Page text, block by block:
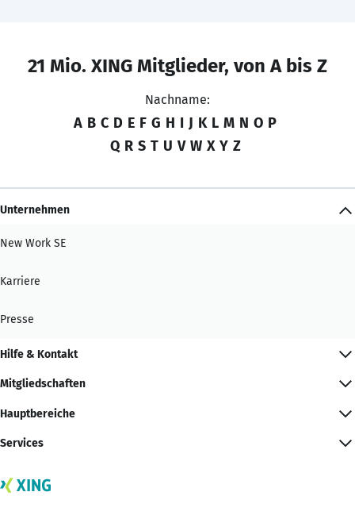
21 Mio. XING Mitglieder, von A bis Z
Nachname:
A B C D E F G H I J K L M N O P
Q R S T U V W X Y Z
Unternehmen
New Work SE
Karriere
Presse
Hilfe & Kontakt
Mitgliedschaften
Hauptbereiche
Services